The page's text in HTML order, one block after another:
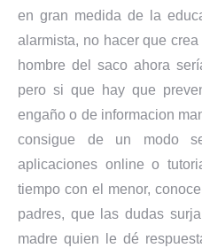
en gran medida de la
alarmista, no hacer que
hombre del saco ahora
pero si que hay que
engaño o de informacion
consigue de un modo
aplicaciones online o
tiempo con el menor,
padres, que las dudas
madre quien le dé